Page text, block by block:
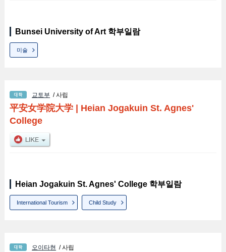
Bunsei University of Art 학부일람
미술
교토부 / 사립
平安女学院大学| Heian Jogakuin St. Agnes'
College
Heian Jogakuin St. Agnes' College 학부일람
International Tourism Child Study
오이타현 / 사립